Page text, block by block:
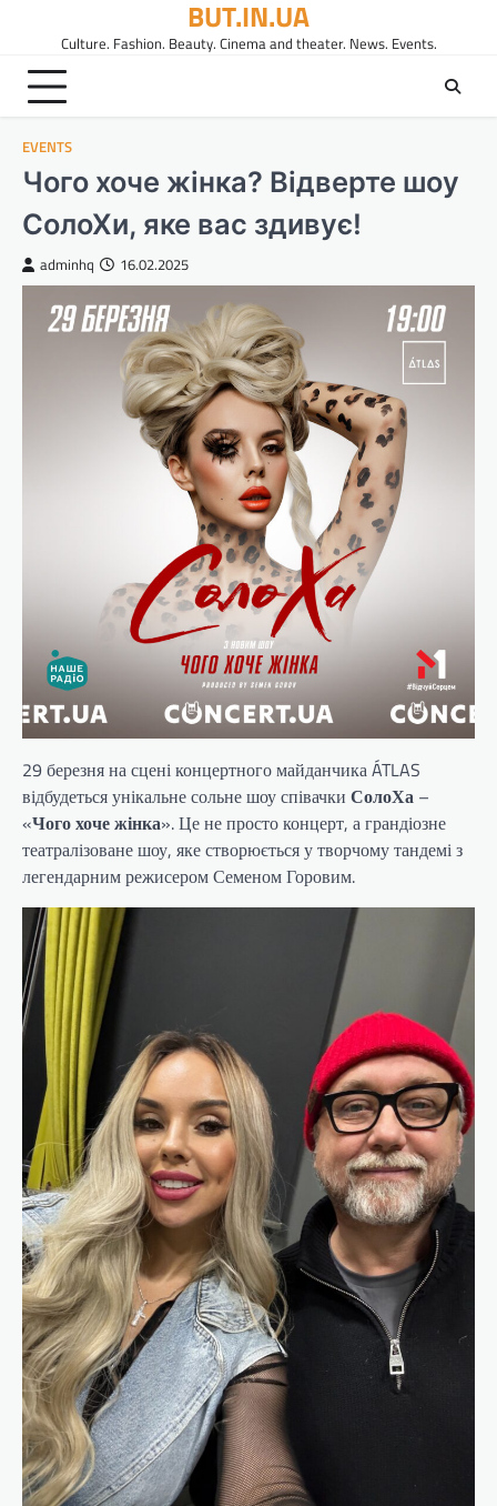
вмісту
BUT.IN.UA
Culture. Fashion. Beauty. Cinema and theater. News. Events.
EVENTS
Чого хоче жінка? Відверте шоу
СолоХи, яке вас здивує!
adminhq 16.02.2025
29 березня на сцені концертного майданчика ÁTLAS
відбудеться унікальне сольне шоу співачки СолоХа –
«Чого хоче жінка». Це не просто концерт, а грандіозне
театралізоване шоу, яке створюється у творчому тандемі з
легендарним режисером Семеном Горовим.